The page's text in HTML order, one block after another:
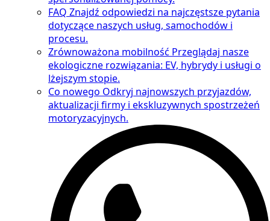
FAQ Znajdź odpowiedzi na najczęstsze pytania
dotyczące naszych usług, samochodów i
procesu.
Zrównoważona mobilność Przeglądaj nasze
ekologiczne rozwiązania: EV, hybrydy i usługi o
lżejszym stopie.
Co nowego Odkryj najnowszych przyjazdów,
aktualizacji firmy i ekskluzywnych spostrzeżeń
motoryzacyjnych.